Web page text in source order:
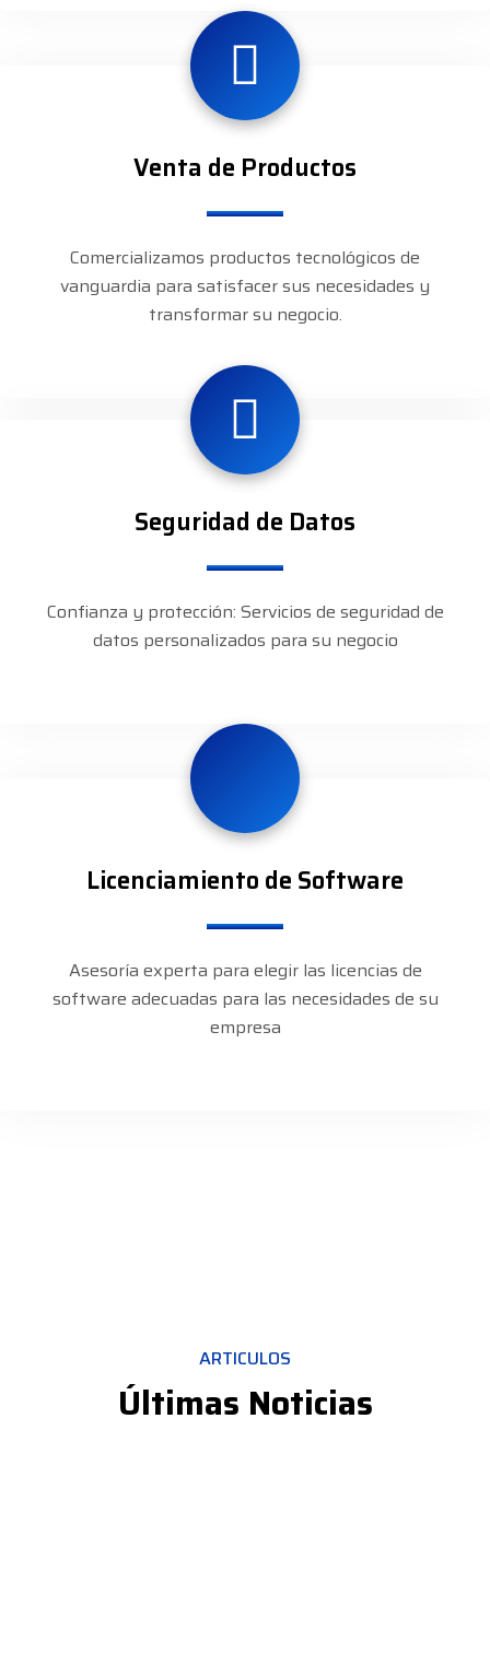
Venta de Productos
Comercializamos productos tecnológicos de
vanguardia para satisfacer sus necesidades y
transformar su negocio.
Seguridad de Datos
Confianza y protección: Servicios de seguridad de
datos personalizados para su negocio
Licenciamiento de Software
Asesoría experta para elegir las licencias de
software adecuadas para las necesidades de su
empresa
ARTICULOS
Últimas Noticias